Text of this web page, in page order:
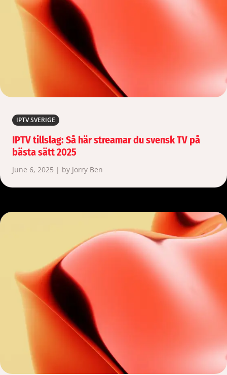
IPTV SVERIGE
IPTV tillslag: Så här streamar du svensk TV på
bästa sätt 2025
June 6, 2025 | by Jorry Ben